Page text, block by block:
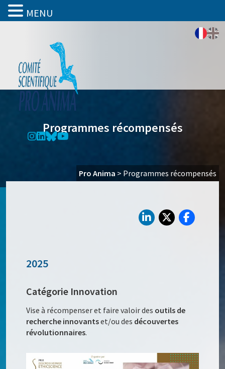
Programmes récompensés
Pro Anima > Programmes récompensés
2025
Catégorie Innovation
Vise à récompenser et faire valoir des outils de
recherche innovantset/ou des découvertes
révolutionnaires.
MENU